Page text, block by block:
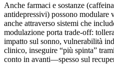
Anche farmaci e sostanze
antidepressivi) possono
anche attraverso sistemi che
modulazione porta trade-off:
impatto sul sonno, vulnerabilità
clinico, inseguire “più spinta”
conto in avanti—spesso sul